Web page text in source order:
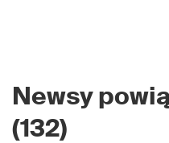
Newsy
(132)